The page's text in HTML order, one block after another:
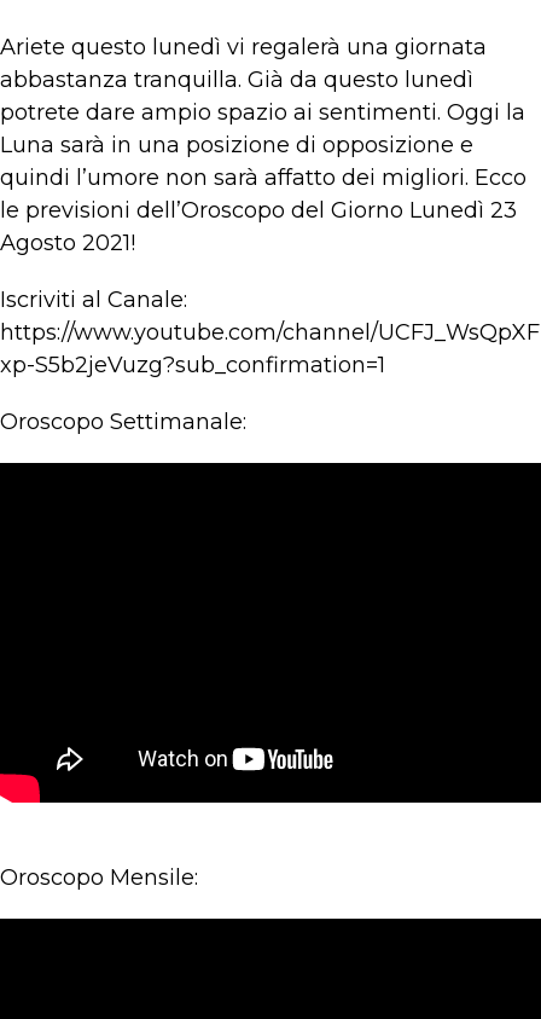
Ariete questo lunedì vi regalerà una giornata
abbastanza tranquilla. Già da questo lunedì
potrete dare ampio spazio ai sentimenti. Oggi la
Luna sarà in una posizione di opposizione e
quindi l’umore non sarà affatto dei migliori. Ecco
le previsioni dell’Oroscopo del Giorno Lunedì 23
Agosto 2021!
Iscriviti al Canale:
https://www.youtube.com/channel/UCFJ_WsQpXF
xp-S5b2jeVuzg?sub_confirmation=1
Oroscopo Settimanale:
Oroscopo Mensile: